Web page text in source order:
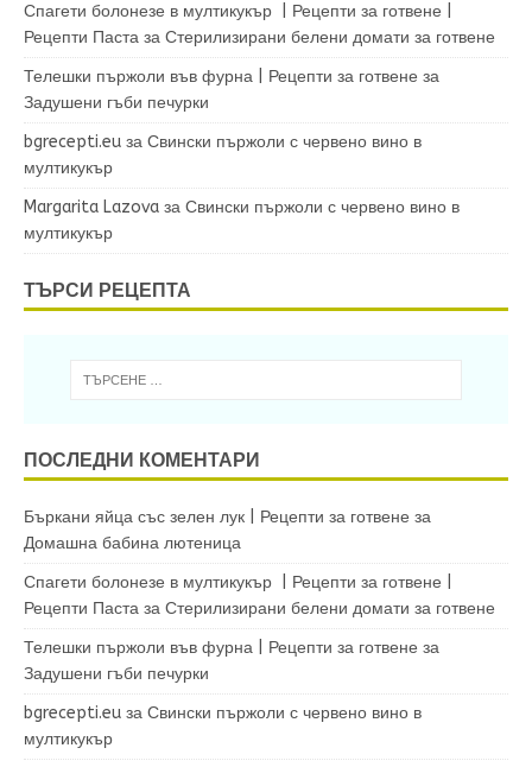
Спагети болонезе в мултикукър | Рецепти за готвене |
Рецепти Паста за Стерилизирани белени домати за готвене
Телешки пържоли във фурна | Рецепти за готвене за
Задушени гъби печурки
bgrecepti.eu за Свински пържоли с червено вино в
мултикукър
Margarita Lazova за Свински пържоли с червено вино в
мултикукър
ТЪРСИ РЕЦЕПТА
ПОСЛЕДНИ КОМЕНТАРИ
Бъркани яйца със зелен лук | Рецепти за готвене за
Домашна бабина лютеница
Спагети болонезе в мултикукър | Рецепти за готвене |
Рецепти Паста за Стерилизирани белени домати за готвене
Телешки пържоли във фурна | Рецепти за готвене за
Задушени гъби печурки
bgrecepti.eu за Свински пържоли с червено вино в
мултикукър